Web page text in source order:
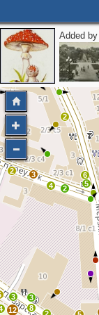
Added by
4 8
12
3
3
6
5
2
6
2
4
2 3
5
2